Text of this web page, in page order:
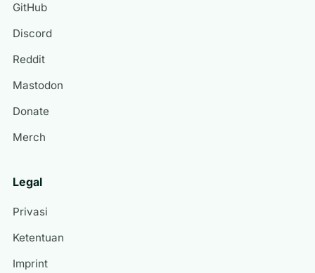
GitHub
Discord
Reddit
Mastodon
Donate
Merch
Legal
Privasi
Ketentuan
Imprint